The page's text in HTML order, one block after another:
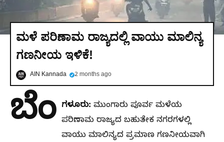
ಮಳೆ ಪರಿಣಾಮ ರಾಜ್ಯದಲ್ಲಿ ವಾಯು ಮಾಲಿನ್ಯ
ಗಣನೀಯ ಇಳಿಕೆ!
AIN Kannada 2 months ago
ಬೆಂ ಗಳೂರು: ಮುಂಗಾರು ಪೂರ್ವ ಮಳೆಯ
ಪರಿಣಾಮ ರಾಜ್ಯದ ಬಹುತೇಕ ನಗರಗಳಲ್ಲಿ
ವಾಯು ಮಾಲಿನ್ಯದ ಪ್ರಮಾಣ ಗಣನೀಯವಾಗಿ